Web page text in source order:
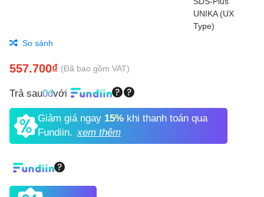
So sánh
557.700₫ (Đã bao gồm VAT)
Trả sau0đvới
Giảm giá ngay 15%khi thanh toán qua
Fundiin. xem thêm